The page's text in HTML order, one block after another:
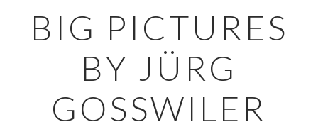
BIG PICTURES
BY JÜRG
GOSSWILER